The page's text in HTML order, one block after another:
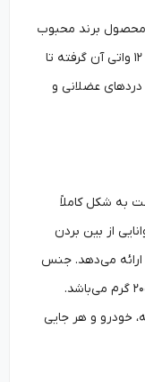
برند محبوب
قرار دارد. از توان مصرف پایین ۱۲ واتی آن گرفته تا
عضلانی و
شکل کاملاً
بین بردن
می‌دهد. جنس
جیر بوده و وزن آن کمتر از ۲۰۰ گرم می‌باشد.
و هر جایی